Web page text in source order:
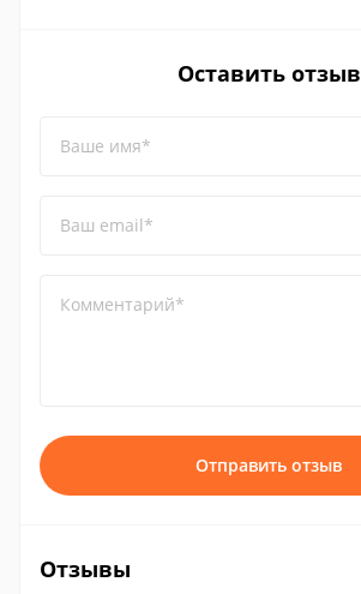
Оставить отзыв
Ваше имя*
Ваш email*
Комментарий*
Отправить отзыв
Отзывы